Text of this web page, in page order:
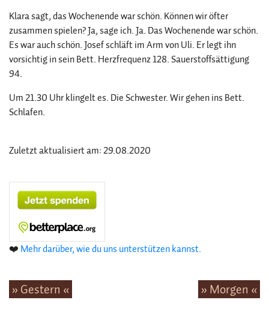
Klara sagt, das Wochenende war schön. Können wir öfter
zusammen spielen? Ja, sage ich. Ja. Das Wochenende war schön.
Es war auch schön. Josef schläft im Arm von Uli. Er legt ihn
vorsichtig in sein Bett. Herzfrequenz 128. Sauerstoffsättigung
94.
Um 21.30 Uhr klingelt es. Die Schwester. Wir gehen ins Bett.
Schlafen.
Zuletzt aktualisiert am: 29.08.2020
❤️ Mehr darüber, wie du uns unterstützen kannst.
» Gestern « » Morgen «